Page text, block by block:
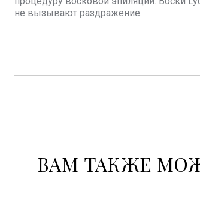
не вызывают раздражение.
ВАМ ТАКЖЕ